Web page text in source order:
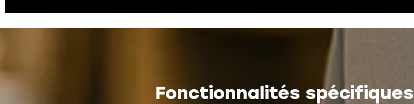
Fonctionnalités spécifiques